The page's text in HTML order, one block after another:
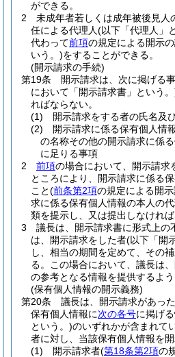
ができる。
2
未成年者若しくは成年被後見人
任による代理人(以下「代理人」
代わって前項の規定による開示
いう。)をすることができる。
(開示請求の手続)
第19条
開示請求は、次に掲げる
において「開示請求書」という
ればならない。
(1)
開示請求をする者の氏名及
(2)
開示請求に係る保有個人情
の名称その他の開示請求に係
に足りる事項
2
前項の場合において、開示請求
ところにより、開示請求に係る
こと(前条第2項の規定による開
求に係る保有個人情報の本人の
類を提示し、又は提出しなければ
3
議長は、開示請求書に形式上の
は、開示請求をした者(以下「開
し、相当の期間を定めて、その
る。
この場合において、議長は
の参考となる情報を提供するよ
(保有個人情報の開示義務)
第20条
議長は、開示請求があっ
保有個人情報に次の各号に掲げ
という。)のいずれかが含まれて
者に対し、当該保有個人情報を
(1)
開示請求者(第18条第2項の